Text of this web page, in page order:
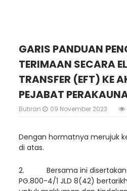
GARIS PANDUAN
TERIMAAN SECARA
TRANSFER (EFT) KE
PEJABAT
Butiran 09 November 2023
Dengan hormatnya merujuk
di atas.
2. Bersama ini disertakan
PG.800-4/1 JLD 8(42)